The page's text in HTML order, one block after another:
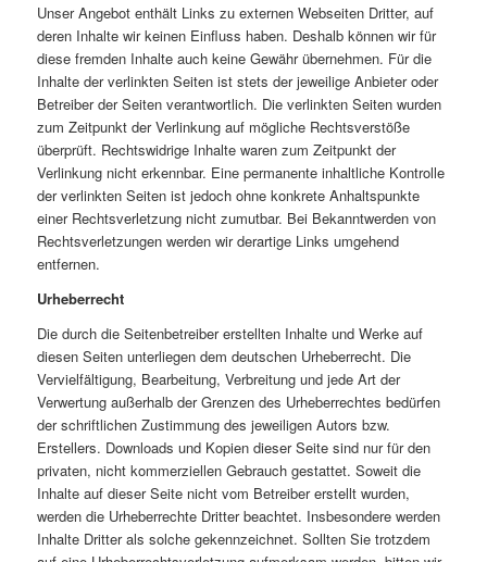
Unser Angebot enthält Links zu externen Webseiten Dritter, auf
deren Inhalte wir keinen Einfluss haben. Deshalb können wir für
diese fremden Inhalte auch keine Gewähr übernehmen. Für die
Inhalte der verlinkten Seiten ist stets der jeweilige Anbieter oder
Betreiber der Seiten verantwortlich. Die verlinkten Seiten wurden
zum Zeitpunkt der Verlinkung auf mögliche Rechtsverstöße
überprüft. Rechtswidrige Inhalte waren zum Zeitpunkt der
Verlinkung nicht erkennbar. Eine permanente inhaltliche Kontrolle
der verlinkten Seiten ist jedoch ohne konkrete Anhaltspunkte
einer Rechtsverletzung nicht zumutbar. Bei Bekanntwerden von
Rechtsverletzungen werden wir derartige Links umgehend
entfernen.
Urheberrecht
Die durch die Seitenbetreiber erstellten Inhalte und Werke auf
diesen Seiten unterliegen dem deutschen Urheberrecht. Die
Vervielfältigung, Bearbeitung, Verbreitung und jede Art der
Verwertung außerhalb der Grenzen des Urheberrechtes bedürfen
der schriftlichen Zustimmung des jeweiligen Autors bzw.
Erstellers. Downloads und Kopien dieser Seite sind nur für den
privaten, nicht kommerziellen Gebrauch gestattet. Soweit die
Inhalte auf dieser Seite nicht vom Betreiber erstellt wurden,
werden die Urheberrechte Dritter beachtet. Insbesondere werden
Inhalte Dritter als solche gekennzeichnet. Sollten Sie trotzdem